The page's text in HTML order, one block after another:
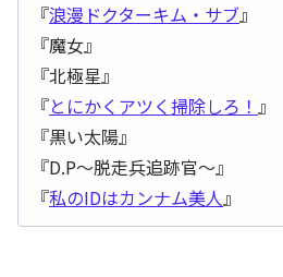
『浪漫ドクターキム・サブ』
『魔女』
『北極星』
『とにかくアツく掃除しろ！ 』
『黒い太陽』
『D.P～脱走兵追跡官～』
『私のIDはカンナム美人』